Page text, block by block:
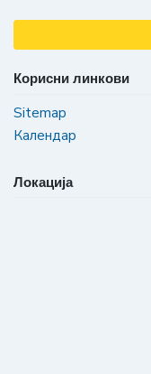
Корисни линкови
Sitemap
Календар
Локација